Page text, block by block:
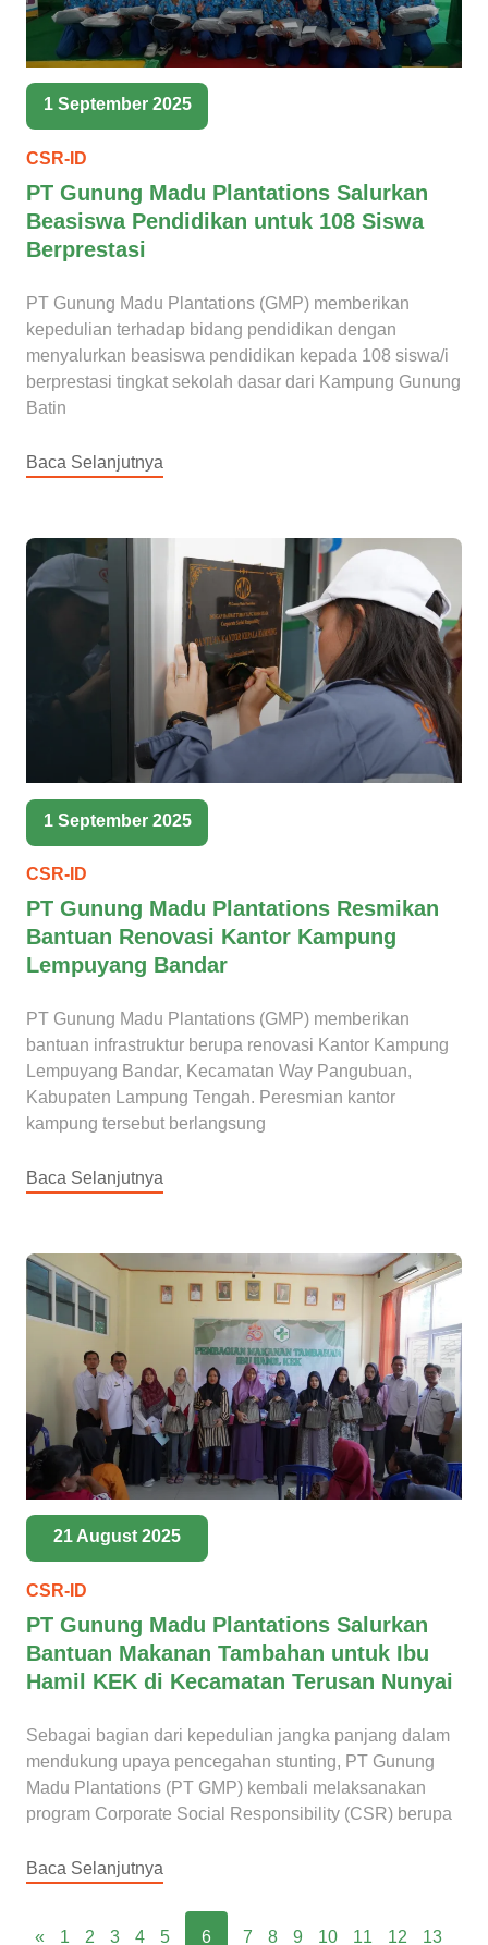
CSR-ID
PT Gunung Madu Plantations Salurkan
Beasiswa Pendidikan untuk 108 Siswa
Berprestasi
PT Gunung Madu Plantations (GMP) memberikan
kepedulian terhadap bidang pendidikan dengan
menyalurkan beasiswa pendidikan kepada 108 siswa/i
berprestasi tingkat sekolah dasar dari Kampung Gunung
Batin
Baca Selanjutnya
1 September 2025
CSR-ID
PT Gunung Madu Plantations Resmikan
Bantuan Renovasi Kantor Kampung
Lempuyang Bandar
PT Gunung Madu Plantations (GMP) memberikan
bantuan infrastruktur berupa renovasi Kantor Kampung
Lempuyang Bandar, Kecamatan Way Pangubuan,
Kabupaten Lampung Tengah. Peresmian kantor
kampung tersebut berlangsung
Baca Selanjutnya
1 September 2025
CSR-ID
PT Gunung Madu Plantations Salurkan
Bantuan Makanan Tambahan untuk Ibu
Hamil KEK di Kecamatan Terusan Nunyai
Sebagai bagian dari kepedulian jangka panjang dalam
mendukung upaya pencegahan stunting, PT Gunung
Madu Plantations (PT GMP) kembali melaksanakan
program Corporate Social Responsibility (CSR) berupa
Baca Selanjutnya
21 August 2025
« 1 2 3 4 5 6 7 8 9 10 11 12 13